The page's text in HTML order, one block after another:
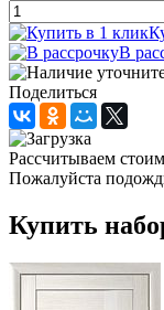
В
Поделиться
Рассчитываем
Пожалуйста
Купить